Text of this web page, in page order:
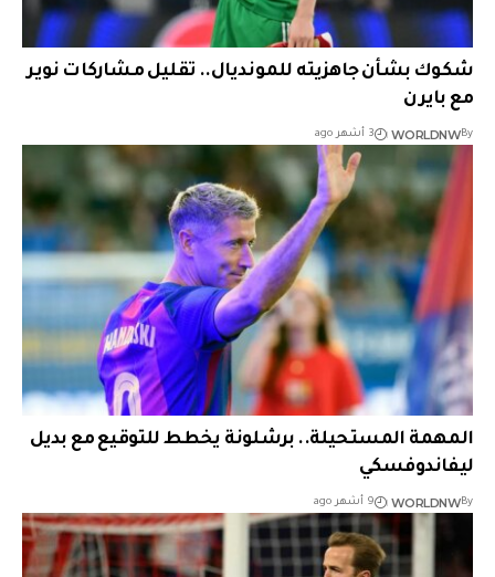
شكوك بشأن جاهزيته للمونديال.. تقليل مشاركات نوير
مع بايرن
By
WORLDNW 3 أشهر ago
المهمة المستحيلة.. برشلونة يخطط للتوقيع مع بديل
ليفاندوفسكي
By
WORLDNW 9 أشهر ago